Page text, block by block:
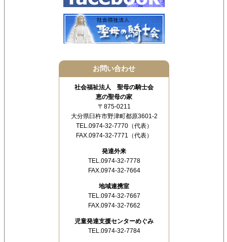
お問い合わせ
社会福祉法人 聖母の騎士会
恵の聖母の家
〒875-0211
大分県臼杵市野津町都原3601-2
TEL.0974-32-7770（代表）
FAX.0974-32-7771（代表）
発達外来
TEL.0974-32-7778
FAX.0974-32-7664
地域連携室
TEL.0974-32-7667
FAX.0974-32-7662
児童発達支援センターめぐみ
TEL.0974-32-7784